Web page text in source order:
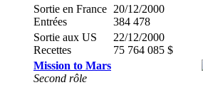
Sortie en France
Entrées
20/12/2000
384 478
Sortie aux US
Recettes
22/12/2000
75 764 085 $
Mission to Mars
Second rôle